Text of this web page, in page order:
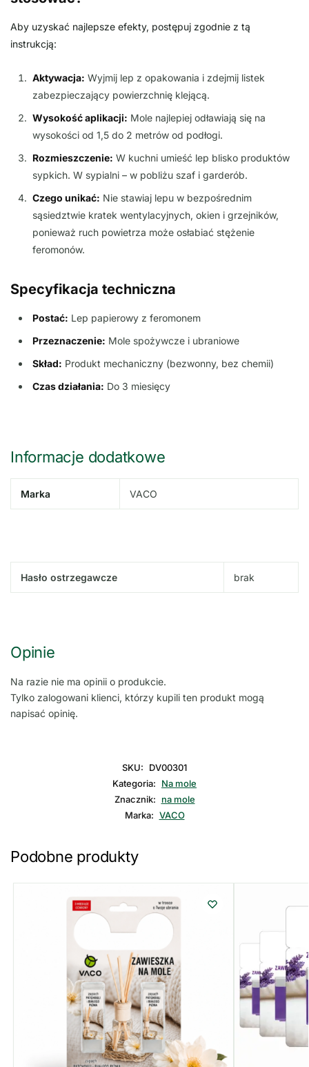
Aby uzyskać najlepsze efekty, postępuj zgodnie z tą
instrukcją:
Aktywacja: Wyjmij lep z opakowania i zdejmij listek
zabezpieczający powierzchnię klejącą.
Wysokość aplikacji: Mole najlepiej odławiają się na
wysokości od 1,5 do 2 metrów od podłogi.
Rozmieszczenie: W kuchni umieść lep blisko produktów
sypkich. W sypialni – w pobliżu szaf i garderób.
Czego unikać: Nie stawiaj lepu w bezpośrednim
sąsiedztwie kratek wentylacyjnych, okien i grzejników,
ponieważ ruch powietrza może osłabiać stężenie
feromonów.
Specyfikacja techniczna
Postać: Lep papierowy z feromonem
Przeznaczenie: Mole spożywcze i ubraniowe
Skład: Produkt mechaniczny (bezwonny, bez chemii)
Czas działania: Do 3 miesięcy
Informacje dodatkowe
Marka VACO
Hasło ostrzegawcze brak
Opinie
Na razie nie ma opinii o produkcie.
Tylko zalogowani klienci, którzy kupili ten produkt mogą
napisać opinię.
SKU:
DV00301
Kategoria:
Na mole
Znacznik:
na mole
Marka: VACO
Podobne produkty